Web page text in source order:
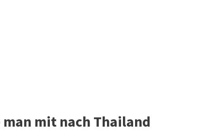
mit nach Thailand